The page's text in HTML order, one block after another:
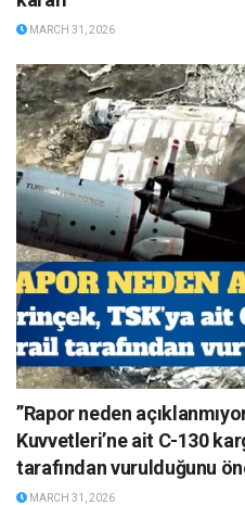
MARCH 31, 2026
”Rapor neden
Kuvvetleri’ne ait C-130
tarafından vurulduğunu
MARCH 31, 2026